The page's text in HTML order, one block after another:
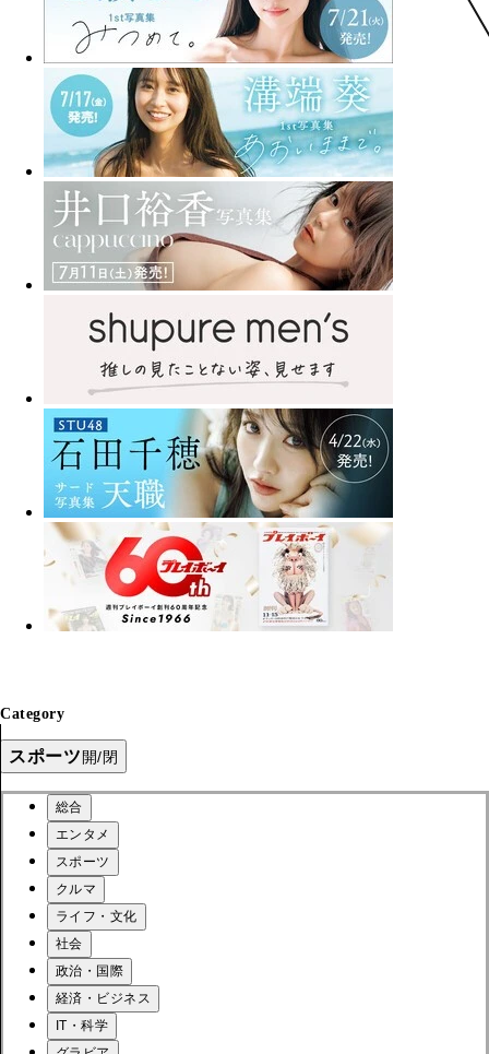
Category
スポーツ開/閉
総合
エンタメ
スポーツ
クルマ
ライフ・文化
社会
政治・国際
経済・ビジネス
IT・科学